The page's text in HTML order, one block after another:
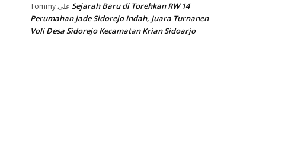
Tommy
Sejarah Baru di Torehkan RW 14
Perumahan Jade Sidorejo Indah, Juara Turnanen
Voli Desa Sidorejo Kecamatan Krian Sidoarjo